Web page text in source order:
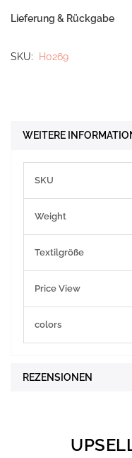
Lieferung & Rückgabe
SKU H0269
WEITERE
Informationen
SKU
Weight
Textilgröße
Price View
colors
REZENSIONEN